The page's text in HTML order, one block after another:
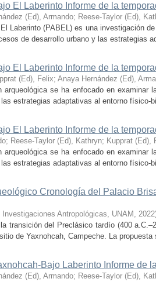
El Laberinto Informe de la
(Ed), Armando; Reese-Taylor (Ed),
Laberinto (PABEL) es una investigación
de desarrollo urbano y las estrategias
El Laberinto Informe de la
(Ed), Felix; Anaya Hernández (Ed),
arqueológica se ha enfocado en examinar
estrategias adaptativas al entorno físico-
El Laberinto Informe de la
; Reese-Taylor (Ed), Kathryn; Kupprat (Ed),
arqueológica se ha enfocado en examinar
estrategias adaptativas al entorno físico-
Cronología del Palacio
Investigaciones Antropológicas, UNAM , 2022
transición del Preclásico tardío (400
de Yaxnohcah, Campeche. La
Bajo Laberinto Informe de
(Ed), Armando; Reese-Taylor (Ed),